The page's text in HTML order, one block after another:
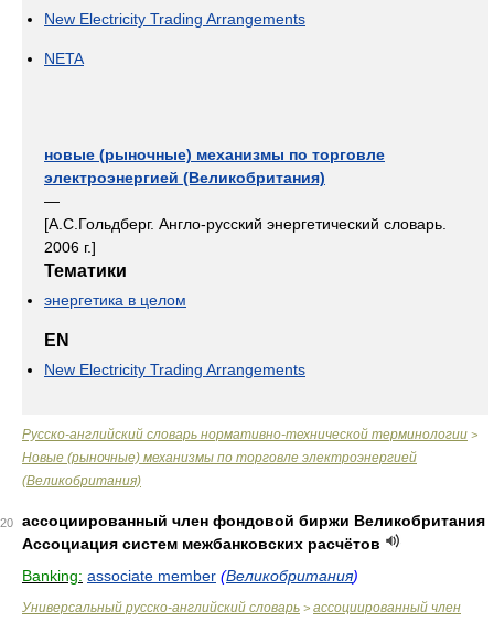
New Electricity Trading Arrangements
NETA
новые (рыночные) механизмы по торговле
электроэнергией (Великобритания)
—
[А.С.Гольдберг. Англо-русский энергетический словарь.
2006 г.]
Тематики
энергетика в целом
EN
New Electricity Trading Arrangements
Русско-английский словарь нормативно-технической терминологии >
Новые (рыночные) механизмы по торговле электроэнергией
(Великобритания)
20
ассоциированный член фондовой биржи Великобритания
Ассоциация систем межбанковских расчётов
Banking: associate member (Великобритания)
Универсальный русско-английский словарь > ассоциированный член